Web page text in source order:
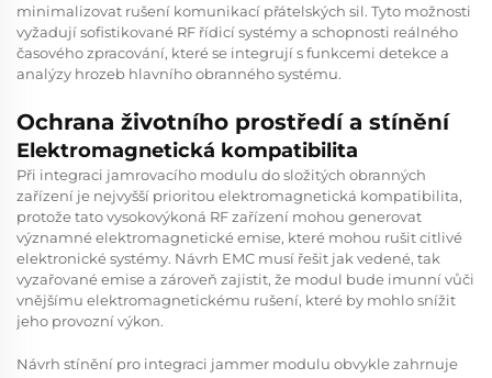
minimalizovat rušení komunikací přátelských sil. Tyto možnosti
vyžadují sofistikované RF řídicí systémy a schopnosti reálného
časového zpracování, které se integrují s funkcemi detekce a
analýzy hrozeb hlavního obranného systému.
Ochrana životního prostředí a stínění
Elektromagnetická kompatibilita
Při integraci jamrovacího modulu do složitých obranných
zařízení je nejvyšší prioritou elektromagnetická kompatibilita,
protože tato vysokovýkoná RF zařízení mohou generovat
významné elektromagnetické emise, které mohou rušit citlivé
elektronické systémy. Návrh EMC musí řešit jak vedené, tak
vyzařované emise a zároveň zajistit, že modul bude imunní vůči
vnějšímu elektromagnetickému rušení, které by mohlo snížit
jeho provozní výkon.
Návrh stínění pro integraci jammer modulu obvykle zahrnuje